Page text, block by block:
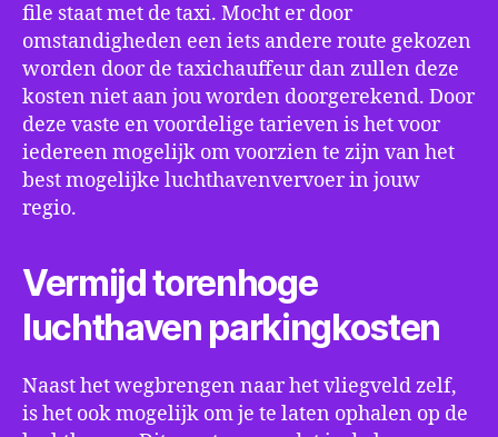
file staat met de taxi. Mocht er door
omstandigheden een iets andere route gekozen
worden door de taxichauffeur dan zullen deze
kosten niet aan jou worden doorgerekend. Door
deze vaste en voordelige tarieven is het voor
iedereen mogelijk om voorzien te zijn van het
best mogelijke luchthavenvervoer in jouw
regio.
Vermijd torenhoge
luchthaven parkingkosten
Naast het wegbrengen naar het vliegveld zelf,
is het ook mogelijk om je te laten ophalen op de